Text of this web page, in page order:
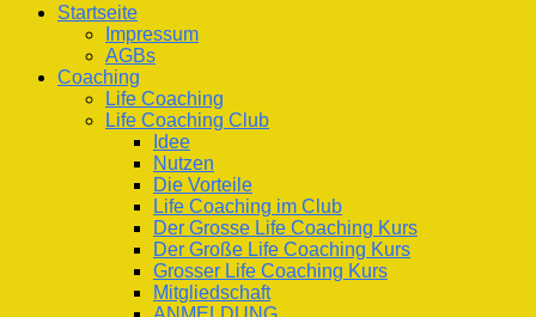
Life Coaching Club
Für Deine Lebenskompetenz
Startseite
Impressum
AGBs
Coaching
Life Coaching
Life Coaching Club
Idee
Nutzen
Die Vorteile
Life Coaching im Club
Der Grosse Life Coaching Kurs
Der Große Life Coaching Kurs
Grosser Life Coaching Kurs
Mitgliedschaft